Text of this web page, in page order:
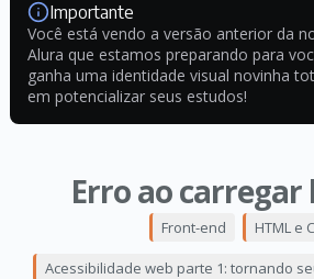
Importante
Você está vendo a versão anterior da
Alura que estamos preparando para
ganha uma identidade visual novinha
em potencializar seus estudos!
Erro ao carregar
Front-end HTML e
Acessibilidade web parte 1: tornando